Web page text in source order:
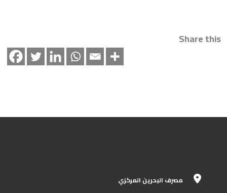
Share this
مصرف البحرين المركزي